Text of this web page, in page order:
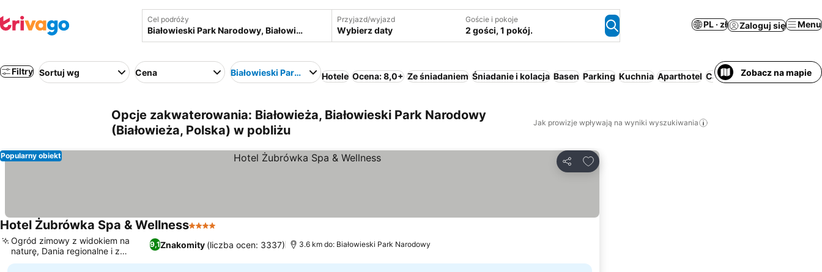
Cel podróży Przyjazd/wyjazd
Wybierz daty
Goście i pokoje
2 gości, 1 pokój.
PL · zł Zaloguj się Menu
Filtry Sortuj wg Cena Białowieski Park Narodowy
Hotele Ocena: 8,0+ Ze śniadaniem Śniadanie i kolacja Basen Parking Kuchnia Aparthotel Cały dom/apartament
Zobacz na mapie
Opcje zakwaterowania: Białowieża, Białowieski Park Narodowy
(Białowieża, Polska) w pobliżu
Jak prowizje wpływają na wyniki wyszukiwania
Udostępnij
Dodaj do ulubionych
Popularny obiekt
Hotel Żubrówka Spa & Wellness4 Kategoria
9,1Znakomity (liczba ocen: 3337)
Ogród zimowy z widokiem na
naturę, Dania regionalne i z
dziczyzny
3.6 km do: Białowieski Park Narodowy